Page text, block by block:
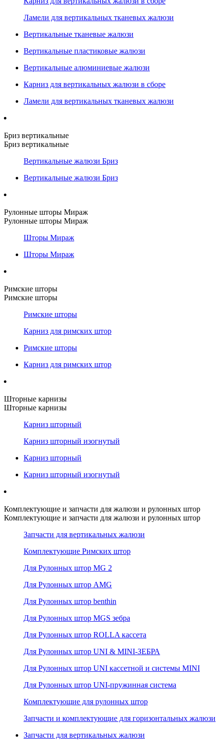
Ламели для вертикальных тканевых жалюзи
Вертикальные тканевые жалюзи
Вертикальные пластиковые жалюзи
Вертикальные алюминиевые жалюзи
Карниз для вертикальных жалюзи в сборе
Ламели для вертикальных тканевых жалюзи
Бриз вертикальные
Бриз вертикальные
Вертикальные жалюзи Бриз
Вертикальные жалюзи Бриз
Рулонные шторы Мираж
Рулонные шторы Мираж
Шторы Мираж
Шторы Мираж
Римские шторы
Римские шторы
Римские шторы
Карниз для римских штор
Римские шторы
Карниз для римских штор
Шторные карнизы
Шторные карнизы
Карниз шторный
Карниз шторный изогнутый
Карниз шторный
Карниз шторный изогнутый
Комплектующие и запчасти для жалюзи и рулонных штор
Комплектующие и запчасти для жалюзи и рулонных штор
Запчасти для вертикальных жалюзи
Комплектующие Римских штор
Для Рулонных штор MG 2
Для Рулонных штор AMG
Для Рулонных штор benthin
Для Рулонных штор MGS зебра
Для Рулонных штор ROLLA кассета
Для Рулонных штор UNI & MINI-ЗЕБРА
Для Рулонных штор UNI кассетной и системы MINI
Для Рулонных штор UNI-пружинная система
Комплектующие для рулонных штор
Запчасти и комплектующие для горизонтальных жалюзи
Запчасти для вертикальных жалюзи